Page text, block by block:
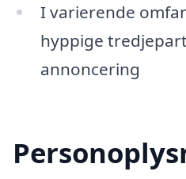
I varierende
hyppige
annoncering